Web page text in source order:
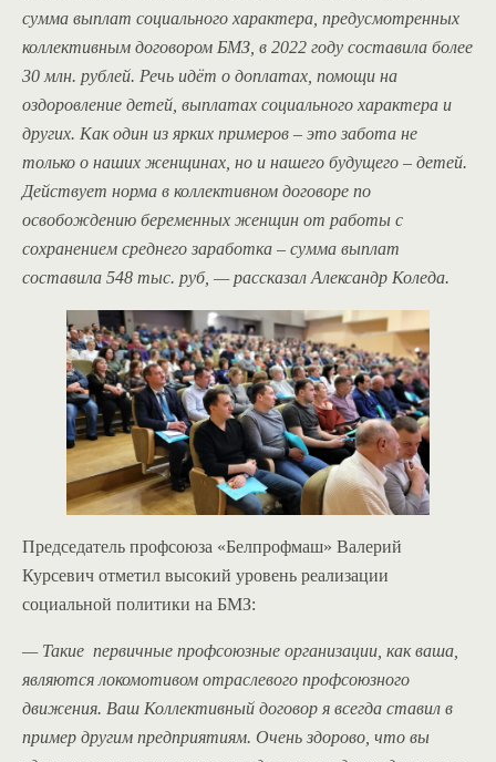
сумма выплат социального характера, предусмотренных
коллективным договором БМЗ, в 2022 году составила более
30 млн. рублей. Речь идёт о доплатах, помощи на
оздоровление детей, выплатах социального характера и
других. Как один из ярких примеров – это забота не
только о наших женщинах, но и нашего будущего – детей.
Действует норма в коллективном договоре по
освобождению беременных женщин от работы с
сохранением среднего заработка – сумма выплат
составила 548 тыс. руб, — рассказал Александр Коледа.
Председатель профсоюза «Белпрофмаш» Валерий
Курсевич отметил высокий уровень реализации
социальной политики на БМЗ:
— Такие первичные профсоюзные организации, как ваша,
являются локомотивом отраслевого профсоюзного
движения. Ваш Коллективный договор я всегда ставил в
пример другим предприятиям. Очень здорово, что вы